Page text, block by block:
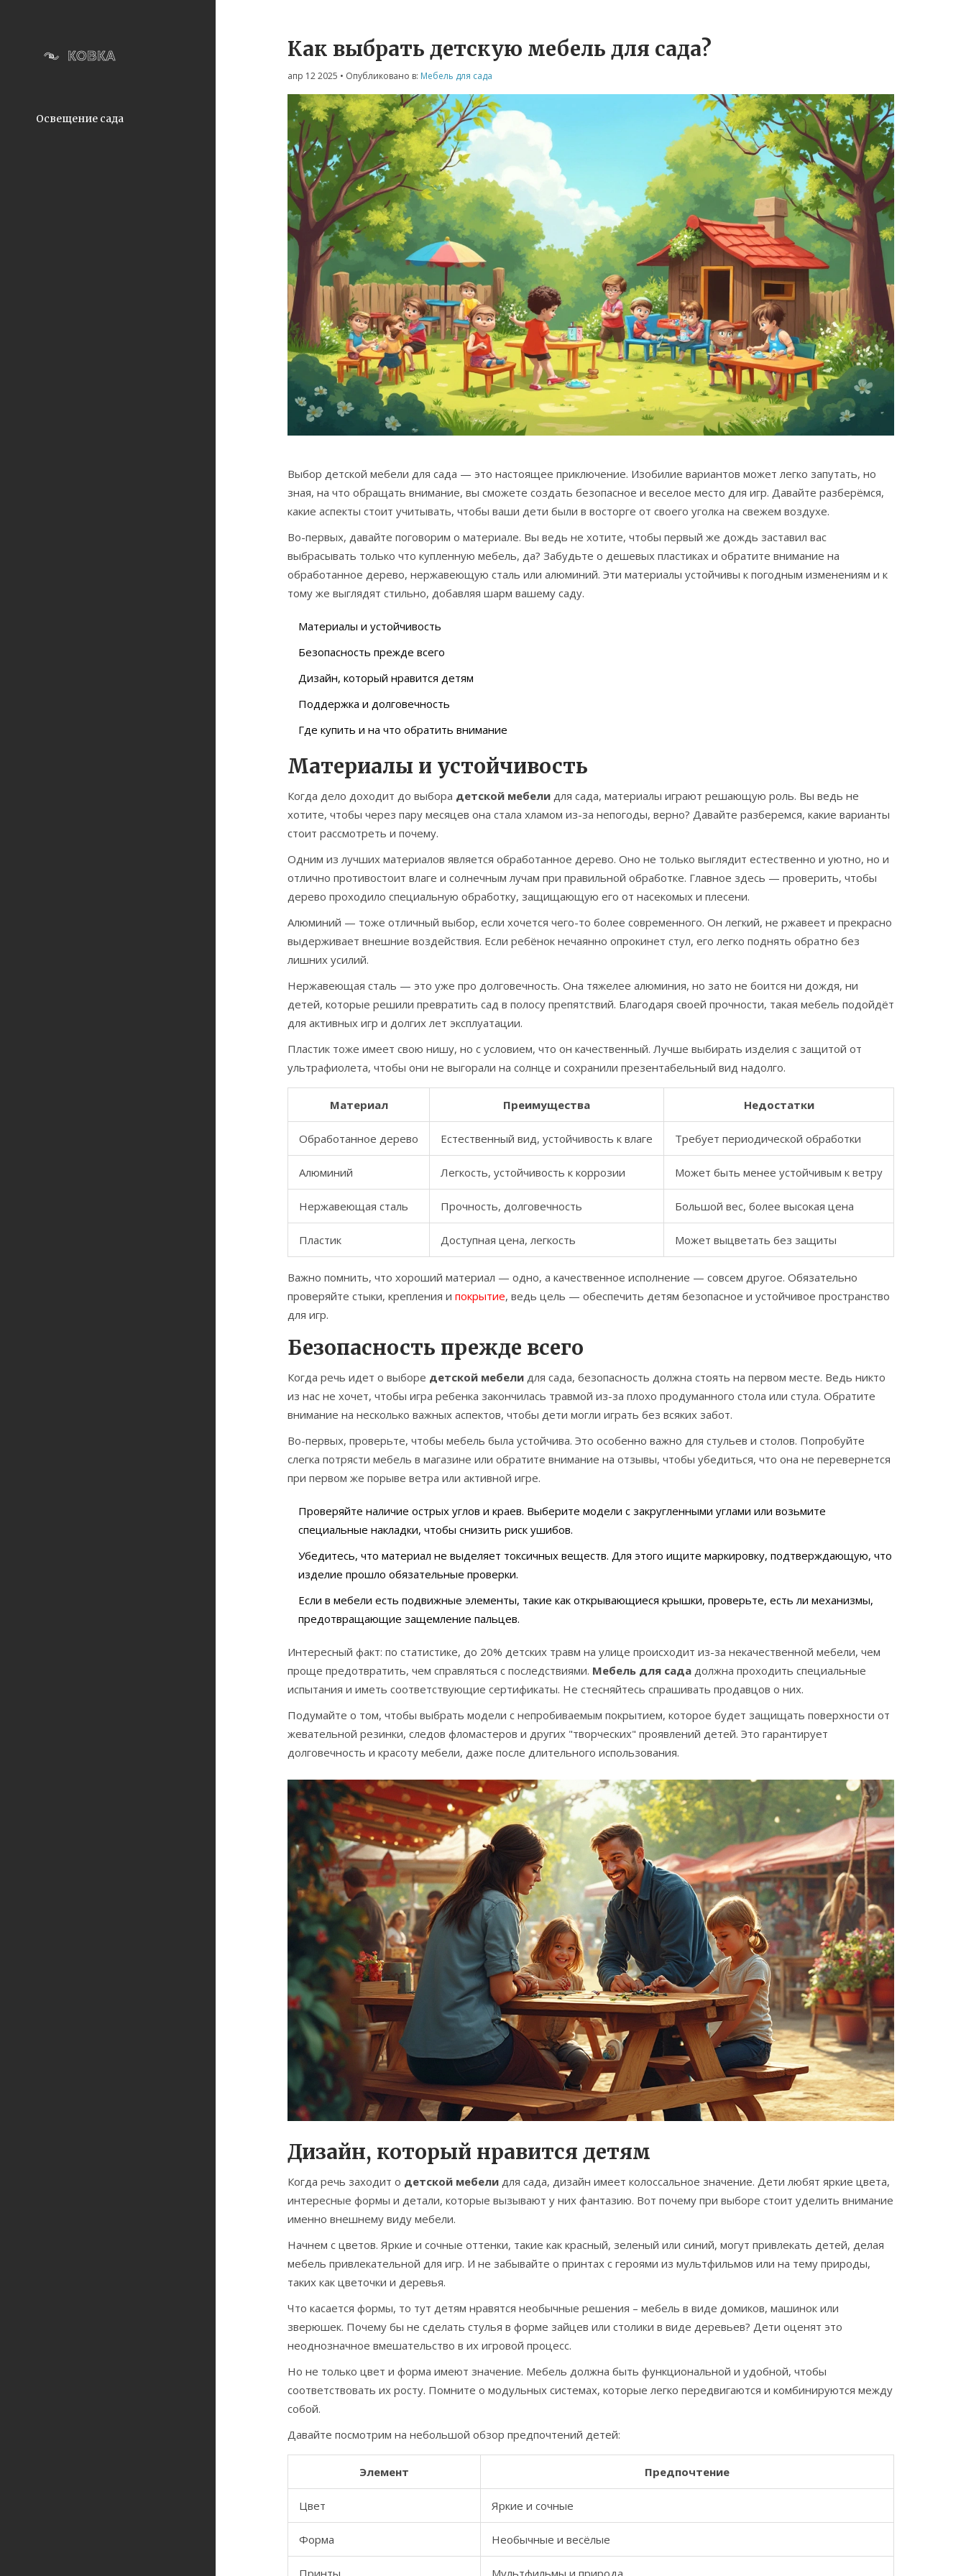
Освещение сада
Как выбрать детскую мебель для сада?
апр 12 2025 • Опубликовано в: Мебель для сада
Выбор детской мебели для сада — это настоящее приключение. Изобилие вариантов может легко запутать, но
зная, на что обращать внимание, вы сможете создать безопасное и веселое место для игр. Давайте разберёмся,
какие аспекты стоит учитывать, чтобы ваши дети были в восторге от своего уголка на свежем воздухе.
Во-первых, давайте поговорим о материале. Вы ведь не хотите, чтобы первый же дождь заставил вас
выбрасывать только что купленную мебель, да? Забудьте о дешевых пластиках и обратите внимание на
обработанное дерево, нержавеющую сталь или алюминий. Эти материалы устойчивы к погодным изменениям и к
тому же выглядят стильно, добавляя шарм вашему саду.
Материалы и устойчивость
Безопасность прежде всего
Дизайн, который нравится детям
Поддержка и долговечность
Где купить и на что обратить внимание
Материалы и устойчивость
Когда дело доходит до выбора детской мебели для сада, материалы играют решающую роль. Вы ведь не
хотите, чтобы через пару месяцев она стала хламом из-за непогоды, верно? Давайте разберемся, какие варианты
стоит рассмотреть и почему.
Одним из лучших материалов является обработанное дерево. Оно не только выглядит естественно и уютно, но и
отлично противостоит влаге и солнечным лучам при правильной обработке. Главное здесь — проверить, чтобы
дерево проходило специальную обработку, защищающую его от насекомых и плесени.
Алюминий — тоже отличный выбор, если хочется чего-то более современного. Он легкий, не ржавеет и прекрасно
выдерживает внешние воздействия. Если ребёнок нечаянно опрокинет стул, его легко поднять обратно без
лишних усилий.
Нержавеющая сталь — это уже про долговечность. Она тяжелее алюминия, но зато не боится ни дождя, ни
детей, которые решили превратить сад в полосу препятствий. Благодаря своей прочности, такая мебель подойдёт
для активных игр и долгих лет эксплуатации.
Пластик тоже имеет свою нишу, но с условием, что он качественный. Лучше выбирать изделия с защитой от
ультрафиолета, чтобы они не выгорали на солнце и сохранили презентабельный вид надолго.
Материал Преимущества Недостатки
Обработанное дерево Естественный вид, устойчивость к влаге Требует периодической обработки
Алюминий Легкость, устойчивость к коррозии Может быть менее устойчивым к ветру
Нержавеющая сталь Прочность, долговечность Большой вес, более высокая цена
Пластик Доступная цена, легкость Может выцветать без защиты
Важно помнить, что хороший материал — одно, а качественное исполнение — совсем другое. Обязательно
проверяйте стыки, крепления и покрытие, ведь цель — обеспечить детям безопасное и устойчивое пространство
для игр.
Безопасность прежде всего
Когда речь идет о выборе детской мебели для сада, безопасность должна стоять на первом месте. Ведь никто
из нас не хочет, чтобы игра ребенка закончилась травмой из-за плохо продуманного стола или стула. Обратите
внимание на несколько важных аспектов, чтобы дети могли играть без всяких забот.
Во-первых, проверьте, чтобы мебель была устойчива. Это особенно важно для стульев и столов. Попробуйте
слегка потрясти мебель в магазине или обратите внимание на отзывы, чтобы убедиться, что она не перевернется
при первом же порыве ветра или активной игре.
Проверяйте наличие острых углов и краев. Выберите модели с закругленными углами или возьмите
специальные накладки, чтобы снизить риск ушибов.
Убедитесь, что материал не выделяет токсичных веществ. Для этого ищите маркировку, подтверждающую, что
изделие прошло обязательные проверки.
Если в мебели есть подвижные элементы, такие как открывающиеся крышки, проверьте, есть ли механизмы,
предотвращающие защемление пальцев.
Интересный факт: по статистике, до 20% детских травм на улице происходит из-за некачественной мебели, чем
проще предотвратить, чем справляться с последствиями. Мебель для сада должна проходить специальные
испытания и иметь соответствующие сертификаты. Не стесняйтесь спрашивать продавцов о них.
Подумайте о том, чтобы выбрать модели с непробиваемым покрытием, которое будет защищать поверхности от
жевательной резинки, следов фломастеров и других "творческих" проявлений детей. Это гарантирует
долговечность и красоту мебели, даже после длительного использования.
Дизайн, который нравится детям
Когда речь заходит о детской мебели для сада, дизайн имеет колоссальное значение. Дети любят яркие цвета,
интересные формы и детали, которые вызывают у них фантазию. Вот почему при выборе стоит уделить внимание
именно внешнему виду мебели.
Начнем с цветов. Яркие и сочные оттенки, такие как красный, зеленый или синий, могут привлекать детей, делая
мебель привлекательной для игр. И не забывайте о принтах с героями из мультфильмов или на тему природы,
таких как цветочки и деревья.
Что касается формы, то тут детям нравятся необычные решения – мебель в виде домиков, машинок или
зверюшек. Почему бы не сделать стулья в форме зайцев или столики в виде деревьев? Дети оценят это
неоднозначное вмешательство в их игровой процесс.
Но не только цвет и форма имеют значение. Мебель должна быть функциональной и удобной, чтобы
соответствовать их росту. Помните о модульных системах, которые легко передвигаются и комбинируются между
собой.
Давайте посмотрим на небольшой обзор предпочтений детей:
Элемент Предпочтение
Цвет Яркие и сочные
Форма Необычные и весёлые
Принты Мультфильмы и природа